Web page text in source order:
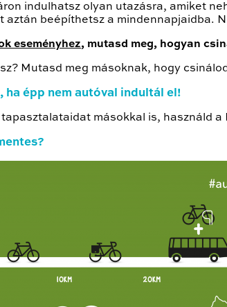
indulhatsz olyan utazásra, amiket
aztán beépíthetsz a mindennapjaidba.
eseményhez, mutasd meg, hogyan
Mutasd meg másoknak, hogy
ha épp nem autóval indultál el!
másokkal is, használd